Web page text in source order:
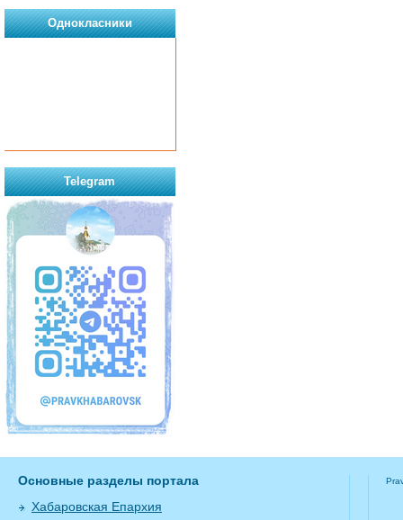
Однокласники
Telegram
Основные разделы портала
Хабаровская Епархия